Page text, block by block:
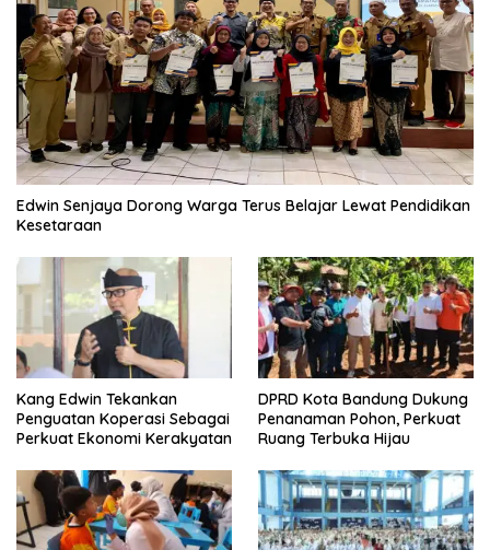
Edwin Senjaya Dorong Warga Terus Belajar Lewat Pendidikan
Kesetaraan
Kang Edwin Tekankan
Penguatan Koperasi Sebagai
Perkuat Ekonomi Kerakyatan
DPRD Kota Bandung Dukung
Penanaman Pohon, Perkuat
Ruang Terbuka Hijau